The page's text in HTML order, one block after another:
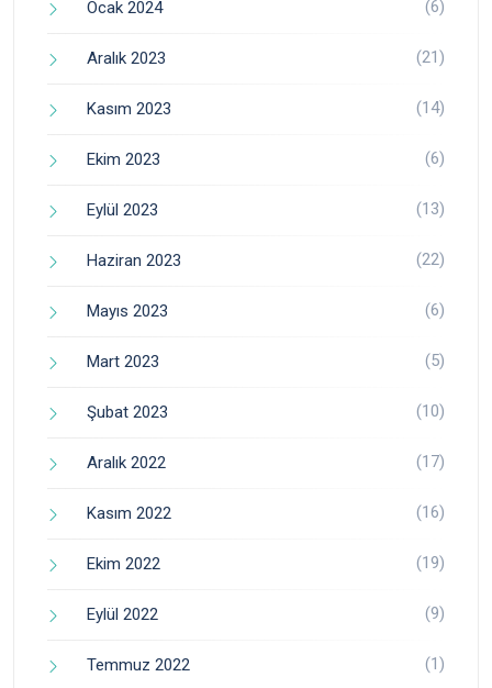
Ocak 2024 (6)
Aralık 2023 (21)
Kasım 2023 (14)
Ekim 2023 (6)
Eylül 2023 (13)
Haziran 2023 (22)
Mayıs 2023 (6)
Mart 2023 (5)
Şubat 2023 (10)
Aralık 2022 (17)
Kasım 2022 (16)
Ekim 2022 (19)
Eylül 2022 (9)
Temmuz 2022 (1)